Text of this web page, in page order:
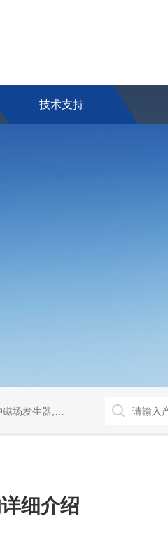
技术支持
减器,同轴负载
细介绍